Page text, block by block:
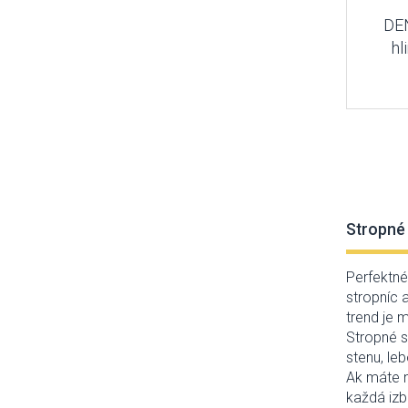
stropníc
trend je
Stropné
stenu,
Ak máte
každá